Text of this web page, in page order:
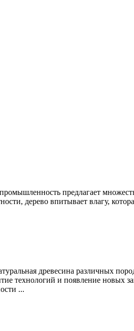
предлагает
дерево впитывает влагу,
древесина различных
технологий и появление новых
...